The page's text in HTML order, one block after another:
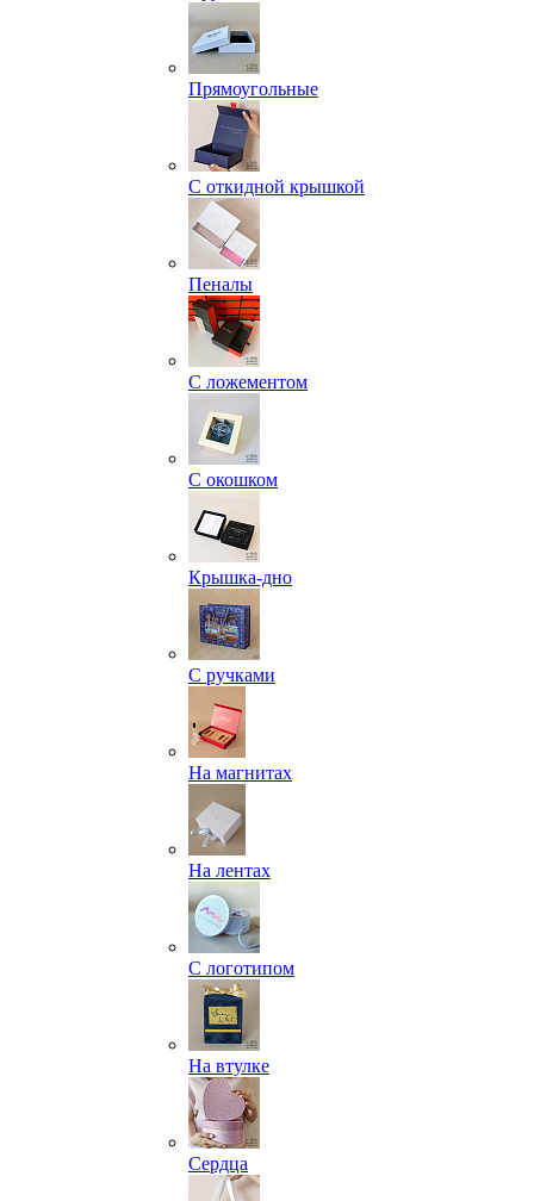
Прямоугольные
С откидной крышкой
Пеналы
С ложементом
С окошком
Крышка-дно
С ручками
На магнитах
На лентах
С логотипом
На втулке
Сердца